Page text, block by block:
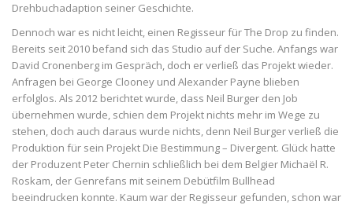
Drehbuchadaption seiner Geschichte.
Dennoch war es nicht leicht, einen Regisseur für The Drop zu finden.
Bereits seit 2010 befand sich das Studio auf der Suche. Anfangs war
David Cronenberg im Gespräch, doch er verließ das Projekt wieder.
Anfragen bei George Clooney und Alexander Payne blieben
erfolglos. Als 2012 berichtet wurde, dass Neil Burger den Job
übernehmen wurde, schien dem Projekt nichts mehr im Wege zu
stehen, doch auch daraus wurde nichts, denn Neil Burger verließ die
Produktion für sein Projekt Die Bestimmung – Divergent. Glück hatte
der Produzent Peter Chernin schließlich bei dem Belgier Michaël R.
Roskam, der Genrefans mit seinem Debütfilm Bullhead
beeindrucken konnte. Kaum war der Regisseur gefunden, schon war